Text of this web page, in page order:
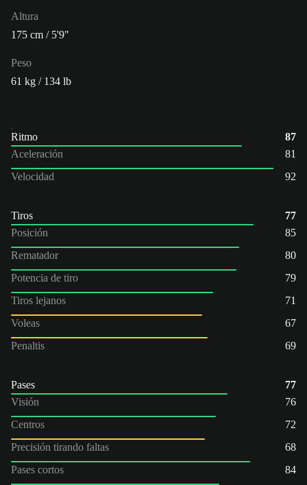
Altura
175 cm / 5'9"
Peso
61 kg / 134 lb
Ritmo
87
Aceleración
81
Velocidad
92
Tiros
77
Posición
85
Rematador
80
Potencia de tiro
79
Tiros lejanos
71
Voleas
67
Penaltis
69
Pases
77
Visión
76
Centros
72
Precisión tirando faltas
68
Pases cortos
84